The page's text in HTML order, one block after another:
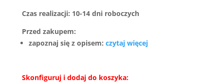
Czas realizacji: 10-14 dni roboczych
Przed zakupem:
zapoznaj się z opisem: czytaj więcej
Skonfiguruj i dodaj do koszyka: